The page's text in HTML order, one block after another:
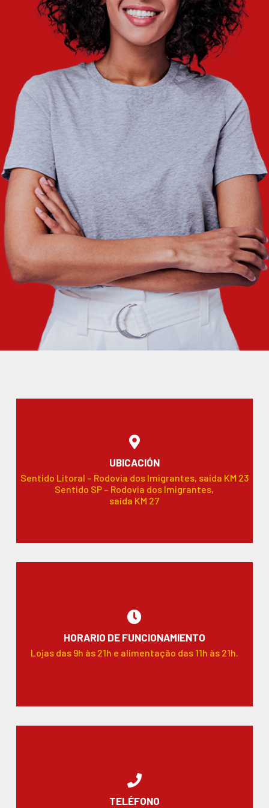
UBICACIÓN
Sentido Litoral – Rodovia dos Imigrantes, saída KM 23
Sentido SP – Rodovia dos Imigrantes,
saída KM 27
HORARIO DE FUNCIONAMIENTO
Lojas das 9h às 21h e alimentação das 11h às 21h.
TELÉFONO